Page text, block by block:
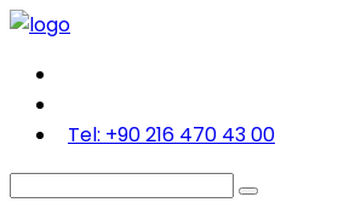
Tel: +90 216 470 43 00